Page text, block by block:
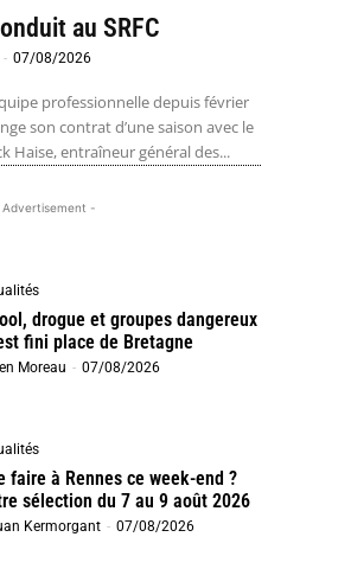
au SRFC
- 07/08/2026
professionnelle depuis février
son contrat d’une saison avec le
Haise, entraîneur général des...
-
drogue et groupes dangereux
fini place de Bretagne
Moreau - 07/08/2026
faire à Rennes ce week-end ?
sélection du 7 au 9 août 2026
Kermorgant - 07/08/2026